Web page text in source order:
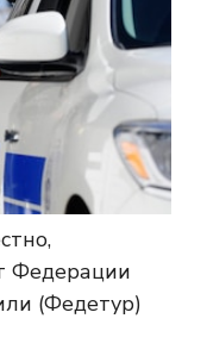
Федерации
(Федетур)